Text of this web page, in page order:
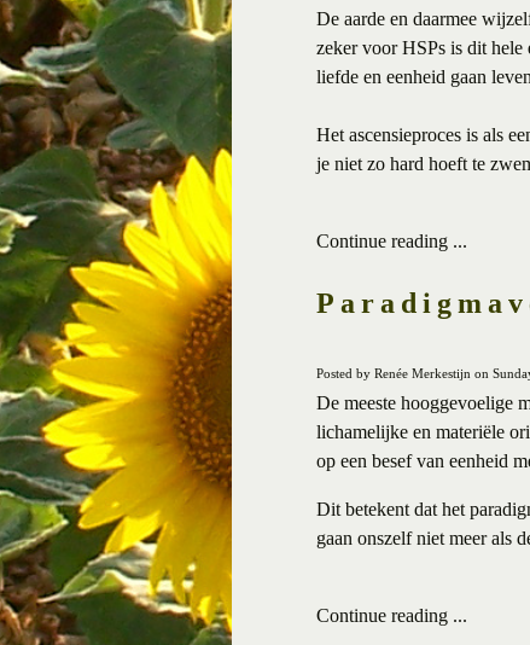
De aarde en daarmee
zeker voor HSPs is dit hele
liefde en eenheid gaan
Het ascensieproces is als
je niet zo hard hoeft te
Continue reading ...
Posted by Renée Merkestijn on
De meeste hooggevoelige
lichamelijke en materiële
op een besef van eenheid
Dit betekent dat het
gaan onszelf niet meer als
Continue reading ...